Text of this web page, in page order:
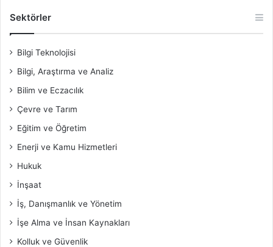
Sektörler
Bilgi Teknolojisi
Bilgi, Araştırma ve Analiz
Bilim ve Eczacılık
Çevre ve Tarım
Eğitim ve Öğretim
Enerji ve Kamu Hizmetleri
Hukuk
İnşaat
İş, Danışmanlık ve Yönetim
İşe Alma ve İnsan Kaynakları
Kolluk ve Güvenlik